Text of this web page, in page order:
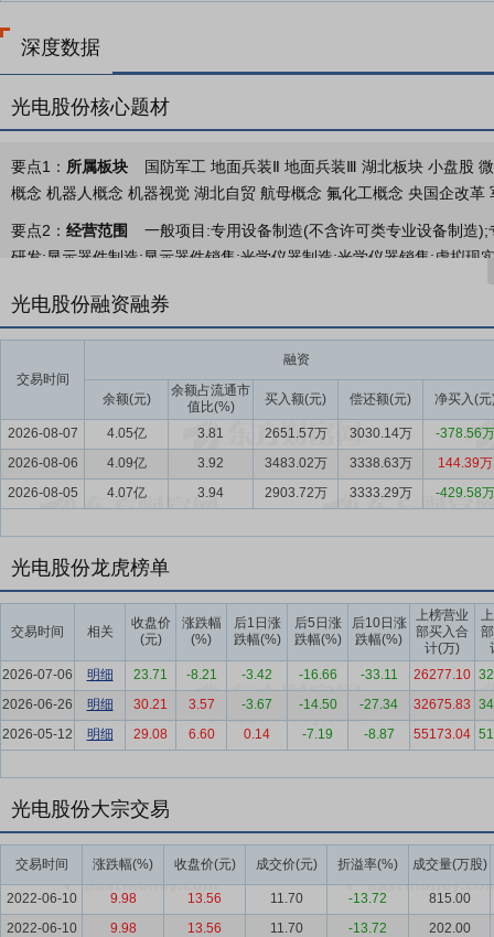
深度数据
光电股份核心题材
要点1： 所属板块
国防军工 地面兵装Ⅱ 地面兵装Ⅲ 湖北板块 小盘股
概念 机器人概念 机器视觉 湖北自贸 航母概念 氟化工概念 央国企改革
要点2： 经营范围
一般项目:专用设备制造(不含许可类专业设备制造
研发;显示器件制造;显示器件销售;光学仪器制造;光学仪器销售;虚拟
技术玻璃制品销售;光电子器件制造;光电子器件销售;电子专用材料制
金属冶炼;专用化学产品制造(不含危险化学品);专用化学产品销售(不
自动控制系统装置销售;机械设备销售;机械设备租赁;新材料技术研发
经批准的项目外,凭营业执照依法自主开展经营活动)。许可项目:国防
经营项目以相关部门批准文件或许可证件为准)。
要点3：大型武器系统、精确制导导引头、光电信息装备、光电材料与
安、襄阳两地三园区的产业布局，涵盖大型武器系统、精确制导导引
西光防务开展，光电材料与元器件业务主要由新华光公司开展。
义现代化国家的战略要求。《中共中央关于制定国民经济和社会发展
代化。 （二）信息化进程推动光电防务发展 信息化发展正驱动光电
在战争中的决定性作用逐步减弱，电子信息装备的地位愈发凸显。依
战场感知领域拥有更加广泛而深入的应用空间。
要点5：光学材料行业
光学玻璃材料的主要光学性能指标为折射率
下游客户对于折射率、阿贝数、色散、透过率等指标具有特殊要求的
统光学领域加速向光电子学、光子学延伸，未来将进一步拓展至光学
要点6：光学元器件行业
在智能化与数字化成为主导趋势的背景下，
光、传输等功能的各种球面、非球面、平面、异形的透镜、棱镜、反
位不断提升。在技术创新和应用拓展的双重驱动下，我国光学元器件
光电股份融资融券
交易时间
融资
余额(元)
余额占流通市
值比(%)
买入额(元) 偿还额(元) 净买入(元
2026-08-07 4.05亿 3.81 2651.57万 3030.14万
-378.56万
2026-08-06
4.09亿 3.92 3483.02万 3338.63万
144.39万
2026-08-05
4.07亿 3.94 2903.72万 3333.29万 -429.58万
光电股份龙虎榜单
交易时间 相关
收盘价
(元)
涨跌幅
(%)
后1日涨
跌幅(%)
后5日涨
跌幅(%)
后10日涨
跌幅(%)
上榜营业
部买入合
计(万)
2026-07-06
明细 23.71 -8.21 -3.42 -16.66 -33.11 26277.10
2026-06-26
明细 30.21 3.57 -3.67 -14.50 -27.34 32675.83
2026-05-12
明细 29.08 6.60 0.14 -7.19 -8.87 55173.04
光电股份大宗交易
交易时间 涨跌幅(%) 收盘价(元) 成交价(元) 折溢率(%) 成交量(万股)
2022-06-10 9.98 13.56 11.70 -13.72
815.00
2022-06-10
9.98 13.56 11.70 -13.72
202.00